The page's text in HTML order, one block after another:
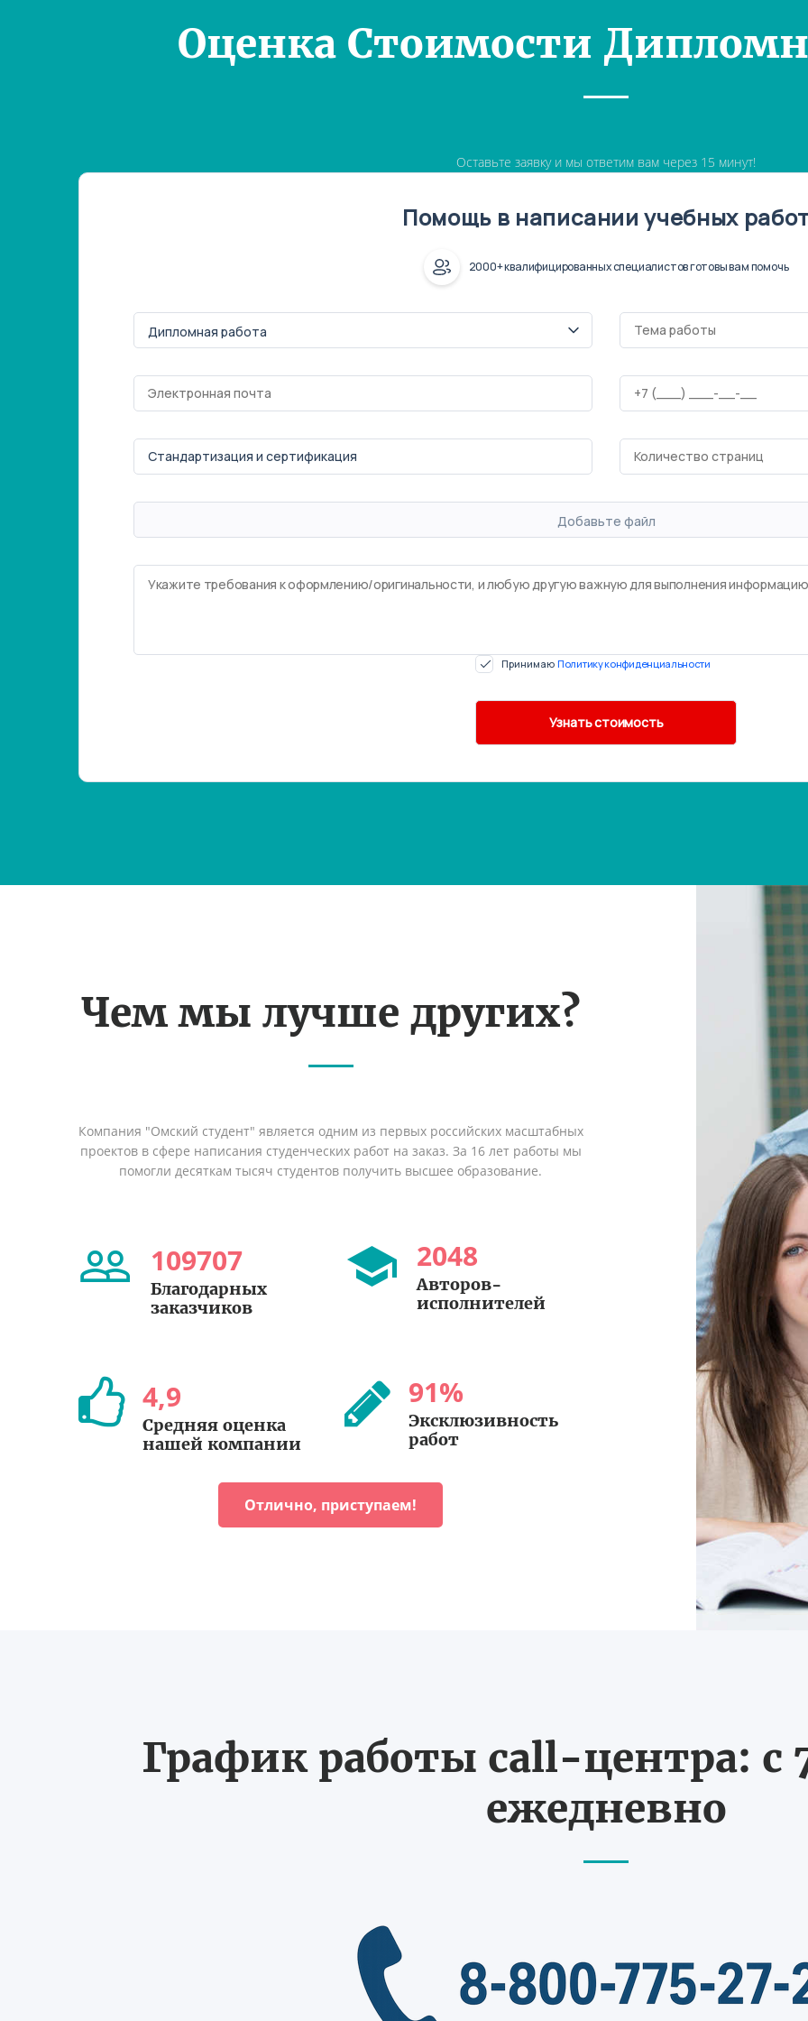
Оценка Стоимости
Оставьте заявку и мы ответим вам через 15 минут!
Помощь в написании учебных
2000+ квалифицированных специалистов готовы вам помочь
Добавьте файл
Принимаю Политику конфиденциальности
Чем мы лучше других?
Компания "Омский студент" является одним из первых российских масштабных
проектов в сфере написания студенческих работ на заказ. За 16 лет работы мы
помогли десяткам тысяч студентов получить высшее образование.
109707
Благодарных
заказчиков
2048
Авторов-
исполнителей
4,9
Средняя оценка
нашей компании
91%
Эксклюзивность
работ
Отлично, приступаем!
График работы call-центра: с
ежедневно